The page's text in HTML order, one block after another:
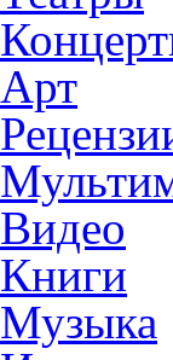
Арт
Видео
Книги
Музыка